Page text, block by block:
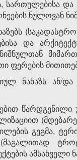
სართულებისა
ნულოვან
და
ფერების
ნახაზს
გეგმა,
(მაგალითად
ამსახველი